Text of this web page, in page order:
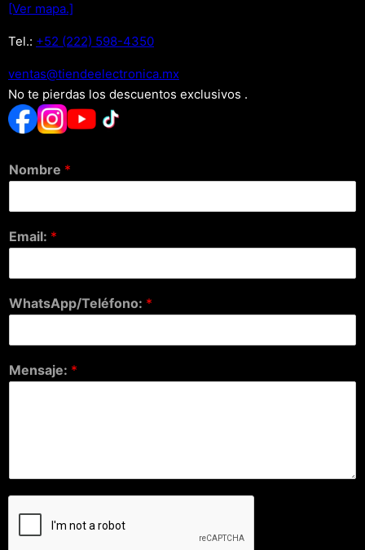
[Ver mapa.]
Tel.: +52 (222) 598-4350
xm.acinortceleedneit@satnev
No te pierdas los descuentos exclusivos .
Nombre *
Email: *
WhatsApp/Teléfono: *
Mensaje: *